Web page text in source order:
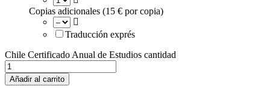
Copias adicionales (15 € por copia)
Traducción exprés
Chile Certificado Anual de Estudios cantidad
Añadir al carrito